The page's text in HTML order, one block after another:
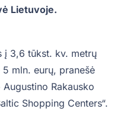
Lietuvoje.
į 3,6 tūkst. kv. metrų
mln. eurų, pranešė
Rakausko
Shopping Centers“.